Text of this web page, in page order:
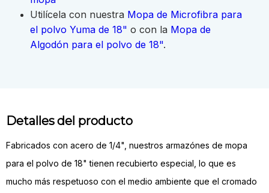
Utilícela con nuestra Mopa de Microfibra para
el polvo Yuma de 18" o con la Mopa de
Algodón para el polvo de 18".
Detalles del producto
Fabricados con acero de 1/4", nuestros armazónes de mopa
para el polvo de 18" tienen recubierto especial, lo que es
mucho más respetuoso con el medio ambiente que el cromado